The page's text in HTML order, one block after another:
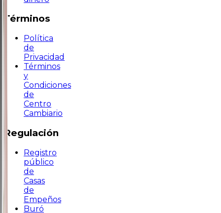
Términos
Política
de
Privacidad
Términos
y
Condiciones
de
Centro
Cambiario
Regulación
Registro
público
de
Casas
de
Empeños
Buró